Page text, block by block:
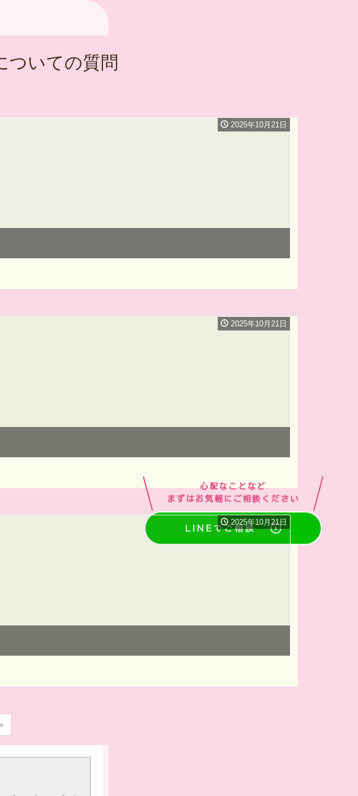
心配なことなど
まずはお気軽にご相談ください
いての質問
2025年10月21日
2025年10月21日
2025年10月21日